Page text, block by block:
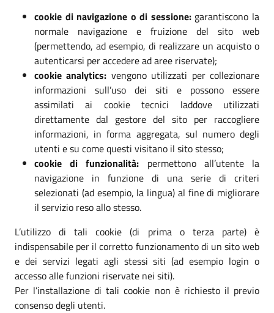
cookie di navigazione o di sessione:garantiscono la
normale navigazione e fruizione del sito web
(permettendo, ad esempio, di realizzare un acquisto o
autenticarsi per accedere ad aree riservate);
cookie analytics: vengono utilizzati per collezionare
informazioni sull’uso dei siti e possono essere
assimilati ai cookie tecnici laddove utilizzati
direttamente dal gestore del sito per raccogliere
informazioni, in forma aggregata, sul numero degli
utenti e su come questi visitano il sito stesso;
cookie di funzionalità: permettono all’utente la
navigazione in funzione di una serie di criteri
selezionati (ad esempio, la lingua) al fine di migliorare
il servizio reso allo stesso.
L’utilizzo di tali cookie (di prima o terza parte) è
indispensabile per il corretto funzionamento di un sito web
e dei servizi legati agli stessi siti (ad esempio login o
accesso alle funzioni riservate nei siti).
Per l’installazione di tali cookie non è richiesto il previo
consenso degli utenti.